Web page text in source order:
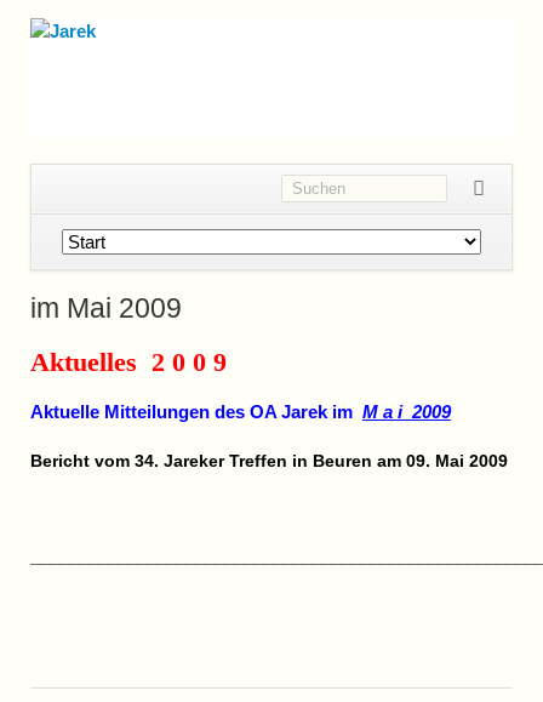
Navigation
überspringen
im Mai 2009
Aktuelles 2 0 0 9
Aktuelle Mitteilungen des OA Jarek im M a i 2009
Bericht vom 34. Jareker Treffen in Beuren am 09. Mai 2009